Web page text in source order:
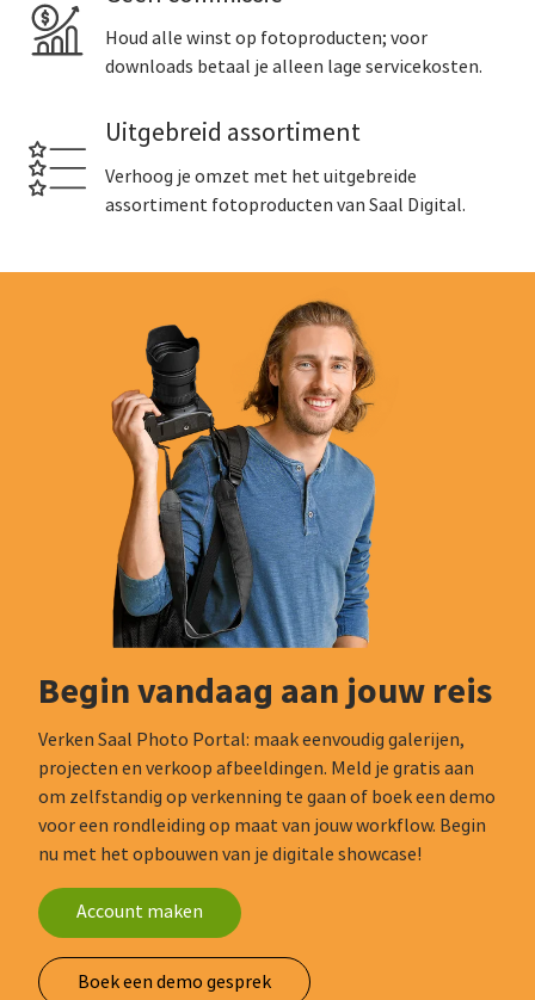
Houd alle winst op fotoproducten; voor
downloads betaal je alleen lage servicekosten.
Uitgebreid assortiment
Verhoog je omzet met het uitgebreide
assortiment fotoproducten van Saal Digital.
Begin vandaag aan jouw reis
Verken Saal Photo Portal: maak eenvoudig galerijen,
projecten en verkoop afbeeldingen. Meld je gratis aan
om zelfstandig op verkenning te gaan of boek een demo
voor een rondleiding op maat van jouw workflow. Begin
nu met het opbouwen van je digitale showcase!
Account maken
Boek een demo gesprek